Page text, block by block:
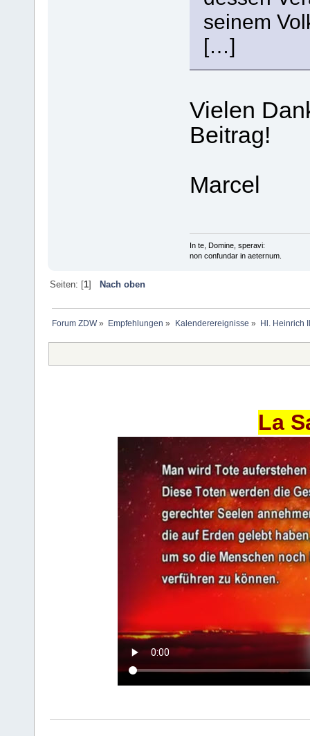
seinem
[…]
Vielen
Beitrag!
Marcel
In te, Domine, speravi:
non confundar in aeternum.
Seiten: [1] Nach oben
Forum ZDW» Empfehlungen » Kalenderereignisse » Hl. Heinrich
La